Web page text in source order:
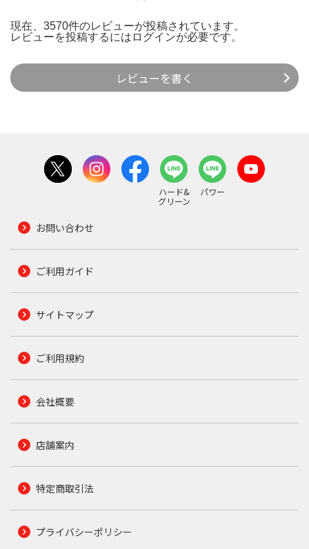
現在、3570件のレビューが投稿されています。
レビューを投稿するには ログインが必要です。
レビューを書く
ハード&
グリーン
パワー
お問い合わせ
ご利用ガイド
サイトマップ
ご利用規約
会社概要
店舗案内
特定商取引法
プライバシーポリシー